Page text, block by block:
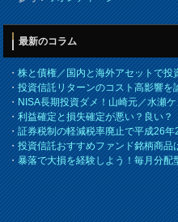
最新のコラム
・株と債権／国内と海外アセットで投
・投資信託リターンのコスト高影響を
・NISA長期投資ダメ！山崎元／水瀬
・利益確定と損失確定が悪い？良い？
・証券税制の軽減税率廃止で平成26
・投資信託おすすめファンド銘柄商品
・暴落で大損を経験しよう！毎月分